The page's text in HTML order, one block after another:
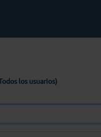
los usuarios)